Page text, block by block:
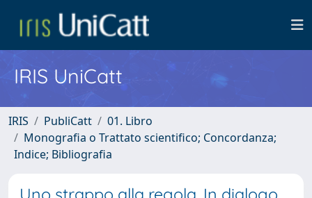
IRIS UniCatt
IRIS PubliCatt
01. Libro
Monografia o Trattato scientifico; Concordanza;
Indice; Bibliografia